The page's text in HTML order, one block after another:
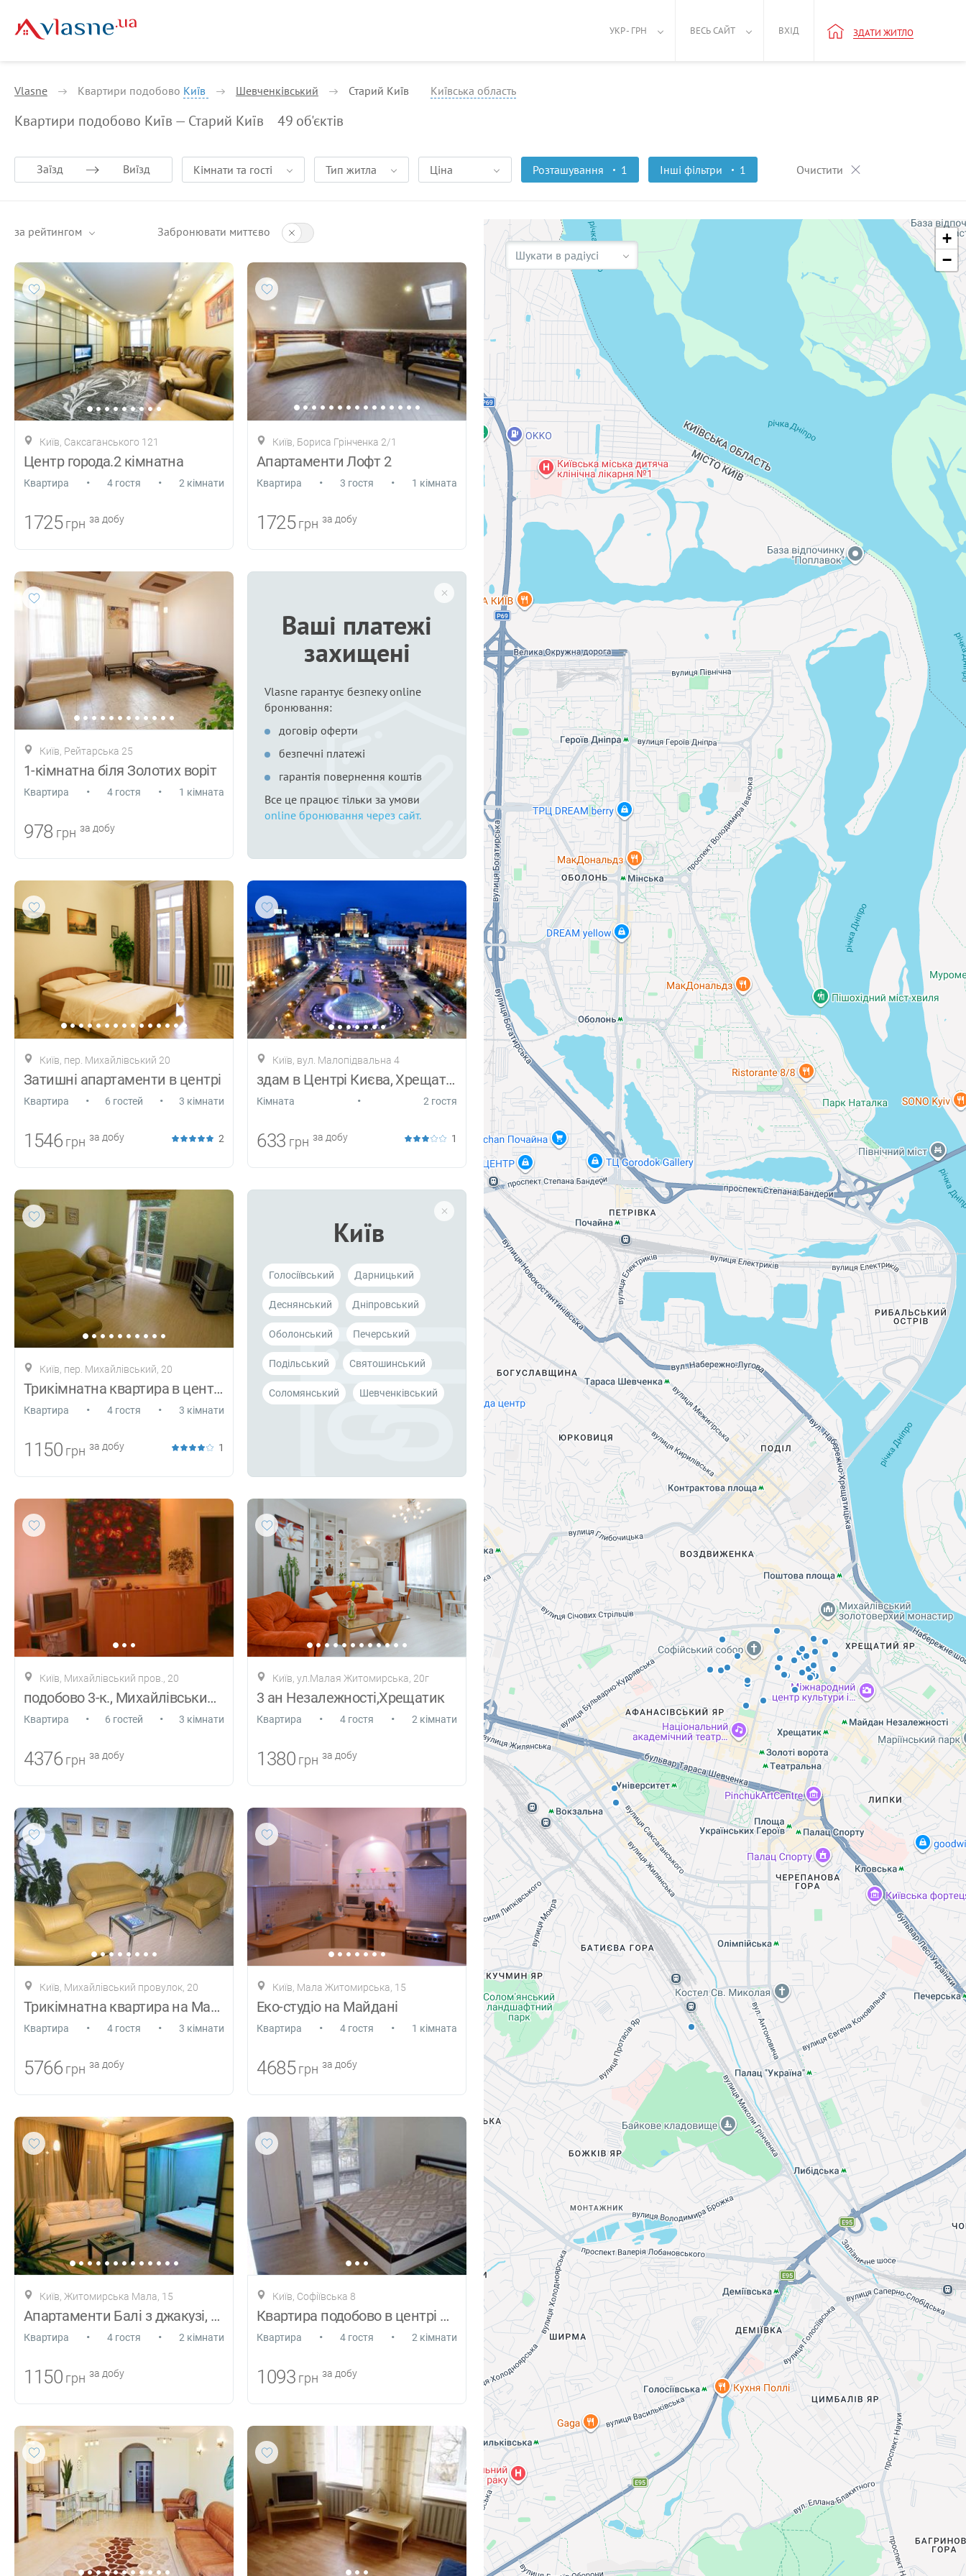
УКР - ГРН ВЕСЬ САЙТ ВХІД ЗДАТИ ЖИТЛО
Vlasne Квартири подобово Київ Шевченківський Старий Київ Київська область
Квартири подобово Київ — Старий Київ 49 об'єктів
Заїзд Виїзд Кімнати та гості Тип житла Ціна Розташування 1 Інші фільтри 1 Очистити
за рейтингом Забронювати миттєво
Київ, Саксаганського 121
Центр города.2 кімнатна
Квартира • 4 гостя • 2 кімнати
1725 грн за добу
Київ, Бориса Грінченка 2/1
Апартаменти Лофт 2
Квартира • 3 гостя • 1 кімната
1725 грн за добу
Київ, Рейтарська 25
1-кімнатна біля Золотих воріт
Квартира • 4 гостя • 1 кімната
978 грн за добу
Ваші платежі
захищені
Vlasne гарантує безпеку online
бронювання:
договір оферти
безпечні платежі
гарантія повернення коштів
Все це працює тільки за умови
online бронювання через сайт.
Київ, пер. Михайлівський 20
Затишні апартаменти в центрі
Квартира • 6 гостей • 3 кімнати
1546 грн за добу 2
Київ, вул. Малопідвальна 4
здам в Центрі Києва, Хрещатик, Майдан
Кiмната • 2 гостя
633 грн за добу 1
Київ, пер. Михайлівський, 20
Трикімнатна квартира в центрі
Квартира • 4 гостя • 3 кімнати
1150 грн за добу 1
Київ
Голосіївський Дарницький
Деснянський Дніпровський
Оболонський Печерський
Подільський Святошинський
Соломянський Шевченківський
Київ, Михайлівський пров., 20
подобово 3-к., Михайлівський пров., 20
Квартира • 6 гостей • 3 кімнати
4376 грн за добу
Київ, ул.Малая Житомирська, 20г
3 ан Незалежності,Хрещатик
Квартира • 4 гостя • 2 кімнати
1380 грн за добу
Київ, Михайлівський провулок, 20
Трикімнатна квартира на Майдані своя
Квартира • 4 гостя • 3 кімнати
5766 грн за добу
Київ, Мала Житомирська, 15
Еко-студіо на Майдані
Квартира • 4 гостя • 1 кімната
4685 грн за добу
Київ, Житомирська Мала, 15
Апартаменти Балі з джакузі, Майдан
Квартира • 4 гостя • 2 кімнати
1150 грн за добу
Київ, Софіївська 8
Квартира подобово в центрі Києва
Квартира • 4 гостя • 2 кімнати
1093 грн за добу
Шукати в радіусі
+
−